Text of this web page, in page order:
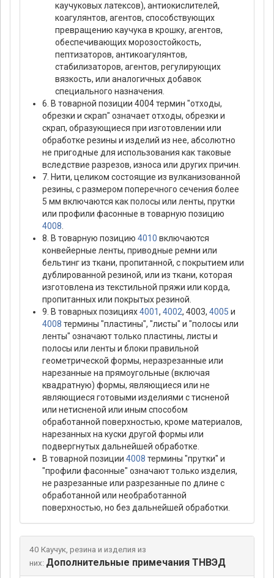
каучуковых латексов), антиокислителей,
коагулянтов, агентов, способствующих
превращению каучука в крошку, агентов,
обеспечивающих морозостойкость,
пептизаторов, антикоагулянтов,
стабилизаторов, агентов, регулирующих
вязкость, или аналогичных добавок
специального назначения.
6. В товарной позиции 4004 термин "отходы,
обрезки и скрап" означает отходы, обрезки и
скрап, образующиеся при изготовлении или
обработке резины и изделий из нее, абсолютно
не пригодные для использования как таковые
вследствие разрезов, износа или других причин.
7. Нити, целиком состоящие из вулканизованной
резины, с размером поперечного сечения более
5 мм включаются как полосы или ленты, прутки
или профили фасонные в товарную позицию
4008
8. В товарную позицию 4010 включаются
конвейерные ленты, приводные ремни или
бельтинг из ткани, пропитанной, с покрытием или
дублированной резиной, или из ткани, которая
изготовлена из текстильной пряжи или корда,
пропитанных или покрытых резиной.
9. В товарных позициях4001, 4002, 4003, 4005 и
4008 термины "пластины", "листы" и "полосы или
ленты" означают только пластины, листы и
полосы или ленты и блоки правильной
геометрической формы, неразрезанные или
нарезанные на прямоугольные (включая
квадратную) формы, являющиеся или не
являющиеся готовыми изделиями с тисненой
или нетисненой или иным способом
обработанной поверхностью, кроме материалов,
нарезанных на куски другой формы или
подвергнутых дальнейшей обработке.
В товарной позиции 4008 термины "прутки" и
"профили фасонные" означают только изделия,
не разрезанные или разрезанные по длине с
обработанной или необработанной
поверхностью, но без дальнейшей обработки.
40 Каучук, резина и изделия из
них: Дополнительные примечания ТНВЭД